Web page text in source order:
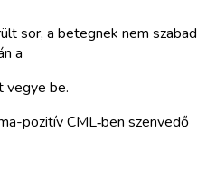
sor, a betegnek nem szabad
a
vegye be.
pozitív CML‑ben szenvedő